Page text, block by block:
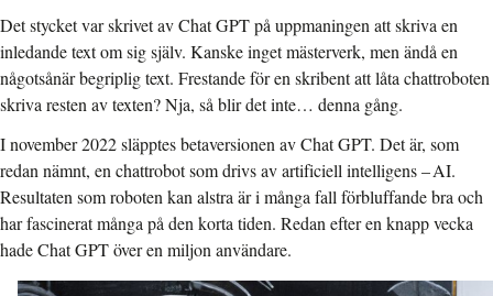
Det stycket var skrivet av Chat GPT på uppmaningen att skriva en
inledande text om sig själv. Kanske inget mästerverk, men ändå en
någotsånär begriplig text. Frestande för en skribent att låta chattroboten
skriva resten av texten? Nja, så blir det inte… denna gång.
I november 2022 släpptes betaversionen av Chat GPT. Det är, som
redan nämnt, en chattrobot som drivs av artificiell intelligens – AI.
Resultaten som roboten kan alstra är i många fall förbluffande bra och
har fascinerat många på den korta tiden. Redan efter en knapp vecka
hade Chat GPT över en miljon användare.